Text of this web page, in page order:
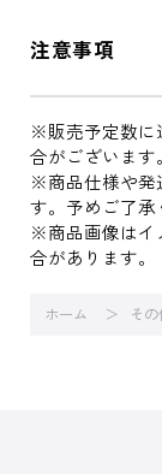
注意事項
※販売予定数に
合がございます。
※商品仕様や発
す。予めご了承
※商品画像はイ
合があります。
ホーム そ